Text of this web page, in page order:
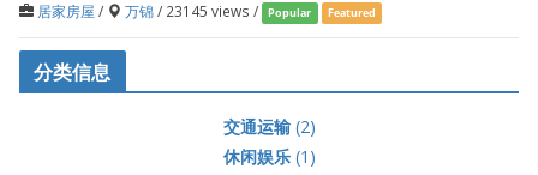
居家房屋 / 万锦/ 23145 views / Popular Featured
分类信息
交通运输(2)
休闲娱乐(1)